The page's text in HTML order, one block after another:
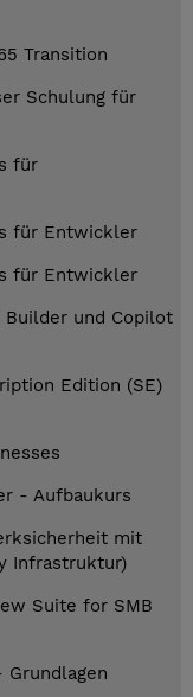
Transition
Schulung für
für
für Entwickler
für Entwickler
und Copilot
Edition (SE)
- Aufbaukurs
mit
Infrastruktur)
Suite for SMB